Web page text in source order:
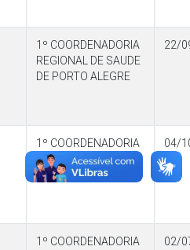
1º COORDENADORIA
REGIONAL DE SAUDE
DE PORTO ALEGRE
22/
1º COORDENADORIA
REGIONAL DE SAUDE
DE PORTO ALEGRE
04/
1º COORDENADORIA
02/